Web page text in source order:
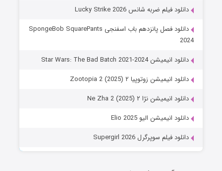
دانلود فیلم ضربه شانس Lucky Strike 2026
دانلود فصل پانزدهم باب اسفنجی SpongeBob SquarePants
2024
دانلود انیمیشن Star Wars: The Bad Batch 2021-2024
دانلود انیمیشن زوتوپیا ۲ Zootopia 2 (2025)
دانلود انیمیشن نژا ۲ Ne Zha 2 (2025)
دانلود انیمیشن الیو Elio 2025
دانلود فیلم سوپرگرل Supergirl 2026